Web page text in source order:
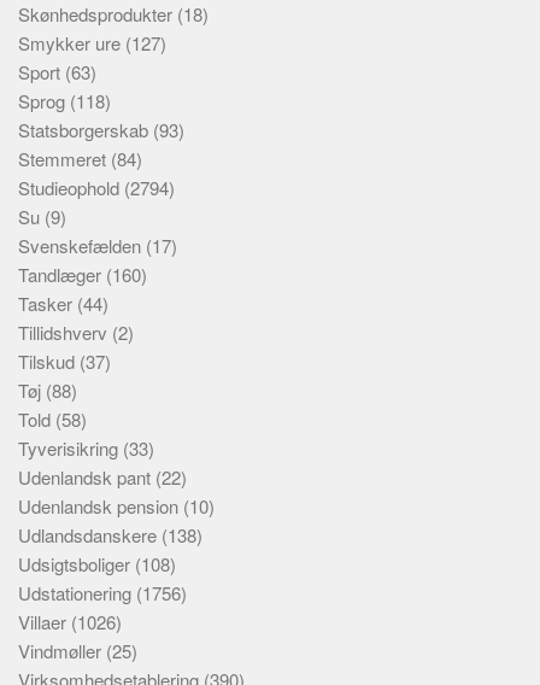
Skønhedsprodukter (18)
Smykker ure (127)
Sport (63)
Sprog (118)
Statsborgerskab (93)
Stemmeret (84)
Studieophold (2794)
Su (9)
Svenskefælden (17)
Tandlæger (160)
Tasker (44)
Tillidshverv (2)
Tilskud (37)
Tøj (88)
Told (58)
Tyverisikring (33)
Udenlandsk pant (22)
Udenlandsk pension (10)
Udlandsdanskere (138)
Udsigtsboliger (108)
Udstationering (1756)
Villaer (1026)
Vindmøller (25)
Virksomhedsetablering (390)